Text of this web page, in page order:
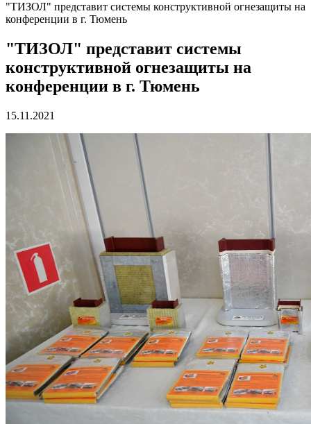
"ТИЗОЛ" представит системы конструктивной огнезащиты на
конференции в г. Тюмень
"ТИЗОЛ" представит системы
конструктивной огнезащиты на
конференции в г. Тюмень
15.11.2021